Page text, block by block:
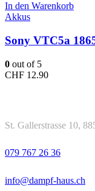
In den Warenkorb
Akkus
Sony VTC5a
0 out of 5
CHF 12.90
St. Gallerstrasse 10,
079 767 26 36
info@dampf-haus.ch